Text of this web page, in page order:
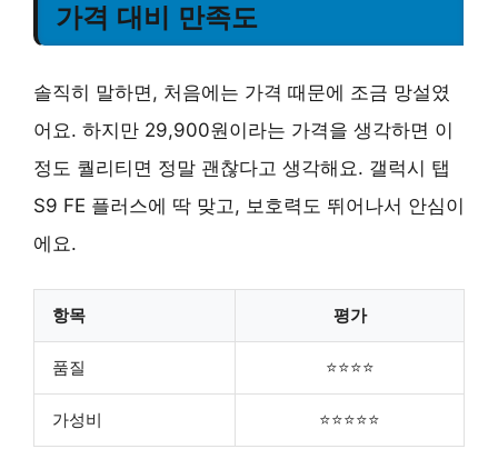
가격 대비 만족도
솔직히 말하면, 처음에는 가격 때문에 조금 망설였
어요. 하지만 29,900원이라는 가격을 생각하면 이
정도 퀄리티면 정말 괜찮다고 생각해요. 갤럭시 탭
S9 FE 플러스에 딱 맞고, 보호력도 뛰어나서 안심이
에요.
항목 평가
품질 ⭐⭐⭐⭐
가성비 ⭐⭐⭐⭐⭐